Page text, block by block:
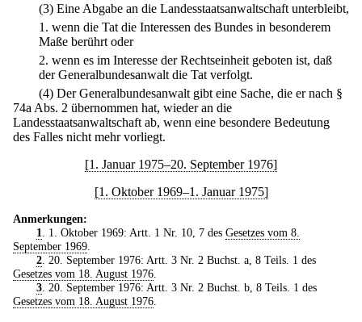
(3) Eine Abgabe an die Landesstaatsanwaltschaft unterbleibt,
1. wenn die Tat die Interessen des Bundes in besonderem
Maße berührt oder
2. wenn es im Interesse der Rechtseinheit geboten ist, daß
der Generalbundesanwalt die Tat verfolgt.
(4) Der Generalbundesanwalt gibt eine Sache, die er nach §
74a Abs. 2 übernommen hat, wieder an die
Landesstaatsanwaltschaft ab, wenn eine besondere Bedeutung
des Falles nicht mehr vorliegt.
[1. Januar 1975–20. September 1976]
[1. Oktober 1969–1. Januar 1975]
Anmerkungen:
1. 1. Oktober 1969: Artt. 1 Nr. 10, 7 des Gesetzes vom 8.
September 1969.
2. 20. September 1976: Artt. 3 Nr. 2 Buchst. a, 8 Teils. 1 des
Gesetzes vom 18. August 1976.
3. 20. September 1976: Artt. 3 Nr. 2 Buchst. b, 8 Teils. 1 des
Gesetzes vom 18. August 1976.